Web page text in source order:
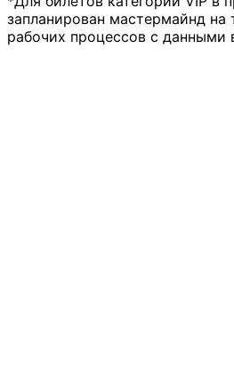
запланирован мастермайнд на
рабочих процессов c данными